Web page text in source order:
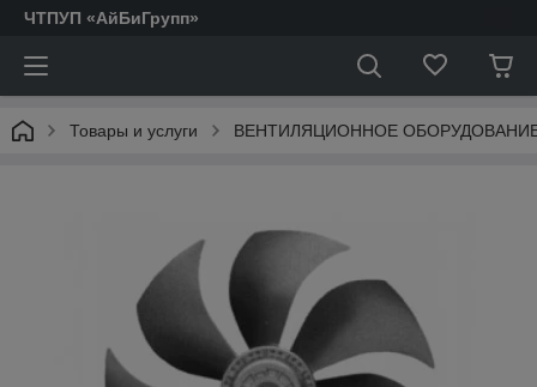
ЧТПУП «АйБиГрупп»
Товары и услуги ВЕНТИЛЯЦИОННОЕ